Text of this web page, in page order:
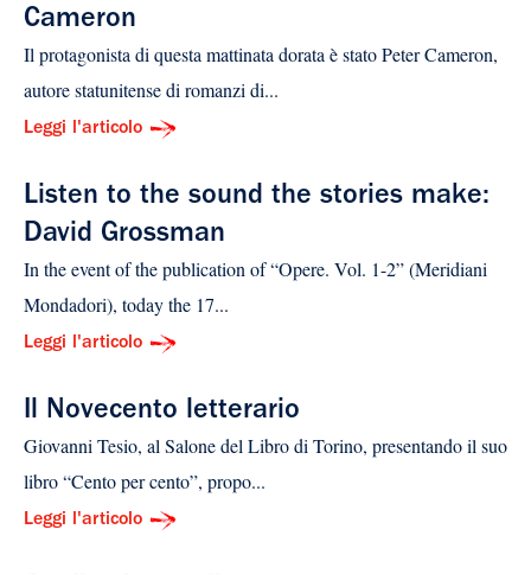
Cameron
Il protagonista di questa mattinata dorata è stato Peter Cameron,
autore statunitense di romanzi di...
Leggi l'articolo
Listen to the sound the stories make:
David Grossman
In the event of the publication of “Opere. Vol. 1-2” (Meridiani
Mondadori), today the 17...
Leggi l'articolo
Il Novecento letterario
Giovanni Tesio, al Salone del Libro di Torino, presentando il suo
libro “Cento per cento”, propo...
Leggi l'articolo